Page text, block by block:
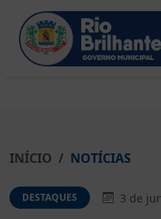
INÍCIO NOTÍCIAS
DESTAQUES 3 de